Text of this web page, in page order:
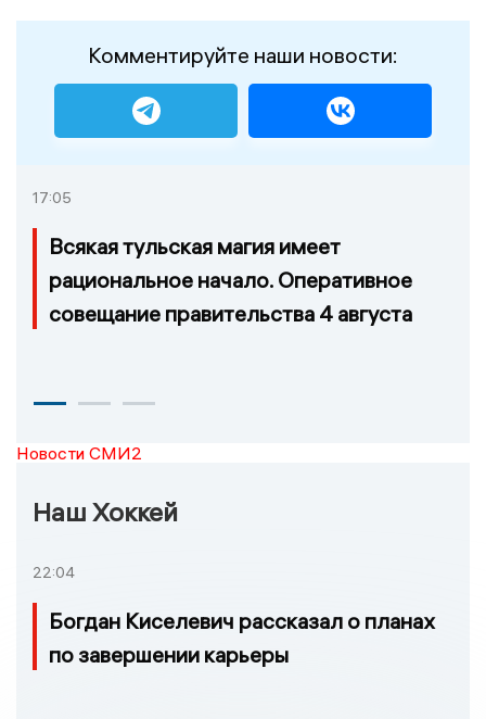
Комментируйте наши новости:
17:05
Всякая тульская магия имеет
рациональное начало. Оперативное
совещание правительства 4 августа
Новости СМИ2
Наш Хоккей
22:04
Богдан Киселевич рассказал о планах
по завершении карьеры